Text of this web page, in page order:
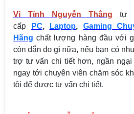
Vi Tính Nguyễn Thắng tự
cấp
PC, Laptop, Gaming
Hãng chất lượng hàng đầu với
còn đắn đo gì nữa, nếu bạn có
trợ tư vấn chi tiết hơn, ngần
ngay tới chuyên viên chăm sóc
tôi để được tư vấn chi tiết.